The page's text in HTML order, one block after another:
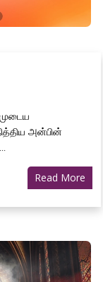
அன்பின்
Read More